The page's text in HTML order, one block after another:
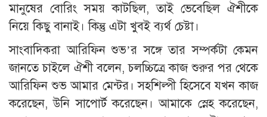
মানুষের বোরিং সময় কাটছিল, তাই ভেবেছিল ঐশীকে
নিয়ে কিছু বানাই। কিন্তু এটা খুবই ব্যর্থ চেষ্টা।
সাংবাদিকরা আরিফিন শুভ’র সঙ্গে তার সম্পর্কটা কেমন
জানতে চাইলে ঐশী বলেন, চলচ্চিত্রে কাজ শুরুর পর থেকে
আরিফিন শুভ আমার মেন্টর। সহশিল্পী হিসেবে যখন কাজ
করেছেন, উনি সাপোর্ট করেছেন। আমাকে স্নেহ করেছেন,